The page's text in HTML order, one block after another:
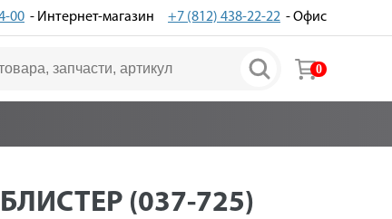
00 - Интернет-магазин +7 (812) 438-22-22 - Офис
0
(037-725)